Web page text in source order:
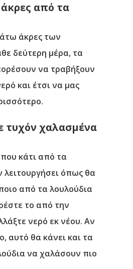
από τα
άκρες των
δεύτερη μέρα, τα
να τραβήξουν
και έτσι να μας
τυχόν χαλασμένα
κάτι από τα
όπως θα
από τα λουλούδια
το από την
νερό εκ νέου. Αν
αυτό θα κάνει και τα
να χαλάσουν πιο